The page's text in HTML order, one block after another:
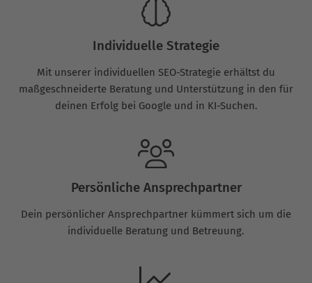
Individuelle Strategie
Mit unserer individuellen SEO-Strategie erhältst du
maßgeschneiderte Beratung und Unterstützung in den für
deinen Erfolg bei Google und in KI-Suchen.
Persönliche Ansprechpartner
Dein persönlicher Ansprechpartner kümmert sich um die
individuelle Beratung und Betreuung.